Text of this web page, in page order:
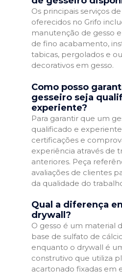
Os principais serviços
oferecidos no Grifo
manutenção de gesso
de fino acabamento,
tabicas, pergolados e
decorativos em gesso.
Como posso
gesseiro seja
experiente?
Para garantir que um
qualificado e
certificações e
experiência através de
anteriores. Peça
avaliações de clientes
da qualidade do
Qual a diferença
drywall?
O gesso é um material
base de sulfato de
enquanto o drywall é
construtivo que utiliza
acartonado fixadas em